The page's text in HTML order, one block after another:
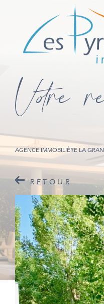
Vore r
AGENCE IMMOBILIÈRE LA
RETOUR